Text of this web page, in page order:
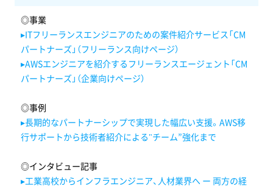
◎事業
▸ITフリーランスエンジニアのための案件紹介サービス「CM
パートナーズ」（フリーランス向けページ）
▸AWSエンジニアを紹介するフリーランスエージェント「CM
パートナーズ」（企業向けページ）
◎事例
▸長期的なパートナーシップで実現した幅広い支援。AWS移
行サポートから技術者紹介による"チーム”強化まで
◎インタビュー記事
▸工業高校からインフラエンジニア、人材業界へ ー 両方の経